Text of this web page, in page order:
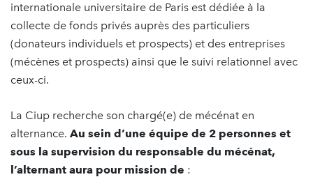
internationale universitaire de Paris est dédiée à la
collecte de fonds privés auprès des particuliers
(donateurs individuels et prospects) et des entreprises
(mécènes et prospects) ainsi que le suivi relationnel avec
ceux-ci.
La Ciup recherche son chargé(e) de mécénat en
alternance. Au sein d’une équipe de 2 personnes et
sous la supervision du responsable du mécénat,
l’alternant aura pour mission de :